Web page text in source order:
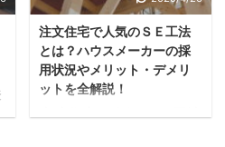
は３つの税金がかかりま
す 所得税 住民税 印紙税
...
している土地を有効活用
したい 売り出してる土地
を購入して活用したい 税
金ばかり払い続けている
注文住宅で人気のＳＥ工法
とは？ハウスメーカーの採
用状況やメリット・デメリ
ットを全解説！
木造住宅で人気のSE工法